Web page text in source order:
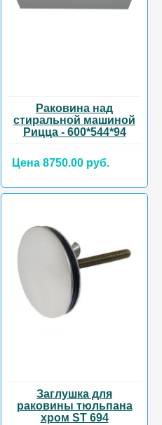
Раковина над
стиральной машиной
Рицца - 600*544*94
Цена 8750.00 руб.
Заглушка для
раковины тюльпана
хром ST 694